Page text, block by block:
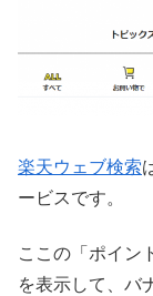
楽天ウェブ検索
ービスです。
ここの「ポイン
を表示して、バ